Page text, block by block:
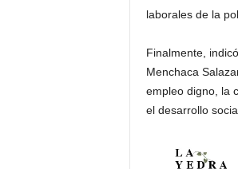
laborales de la
Finalmente,
Menchaca
empleo digno, la
el desarrollo